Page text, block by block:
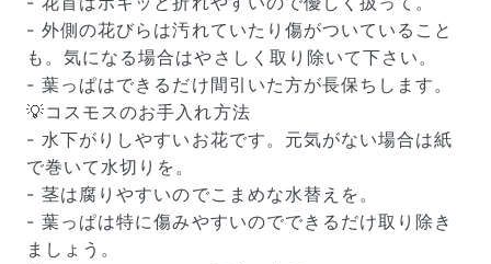
届いたお花に元気がなかったら？
もし届いたお花に「枯れている」「折れている」などの
不備があった場合は、些細なことでもお気軽にサポート
までご連絡ください。ご返金にて補償いたします。
- 外側の花びらは汚れていたり傷がついていること
も。気になる場合はやさしく取り除いて下さい。
- 葉っぱはできるだけ間引いた方が長保ちします。
💡コスモスのお手入れ方法
- 水下がりしやすいお花です。元気がない場合は紙
で巻いて水切りを。
- 茎は腐りやすいのでこまめな水替えを。
- 葉っぱは特に傷みやすいのでできるだけ取り除き
ましょう。